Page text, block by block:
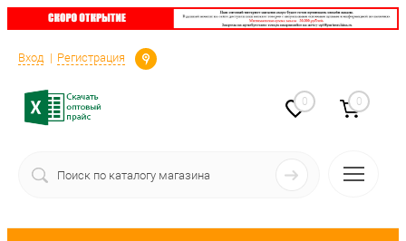
Вход Регистрация
Определение
0 0